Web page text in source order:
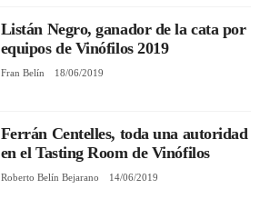
Listán Negro, ganador de la cata por
equipos de Vinófilos 2019
Fran Belín 18/06/2019
Ferrán Centelles, toda una autoridad
en el Tasting Room de Vinófilos
Roberto Belín Bejarano 14/06/2019